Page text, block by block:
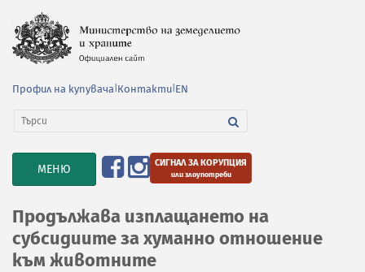
Профил на купувача Контакти EN
TOGGLE
NAVIGATION
МЕНЮ СИГНАЛ ЗА КОРУПЦИЯ
или злоупотреби
Продължава изплащането на
субсидиите за хуманно отношение
към животните